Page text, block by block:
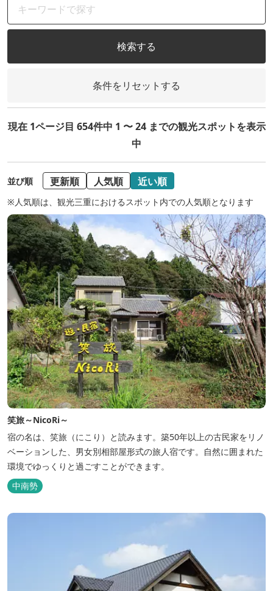
検索する
条件をリセットする
現在 1ページ目 654件中 1 〜 24 までの観光スポットを表示
中
並び順 更新順 人気順 近い順
※人気順は、観光三重におけるスポット内での人気順となります
笑旅～NicoRi～
宿の名は、笑旅（にこり）と読みます。築50年以上の古民家をリノ
ベーションした、男女別相部屋形式の旅人宿です。自然に囲まれた
環境でゆっくりと過ごすことができます。
中南勢